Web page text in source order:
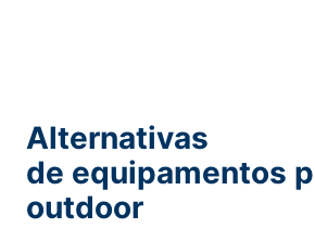
Alternativas
de equipamentos
outdoor